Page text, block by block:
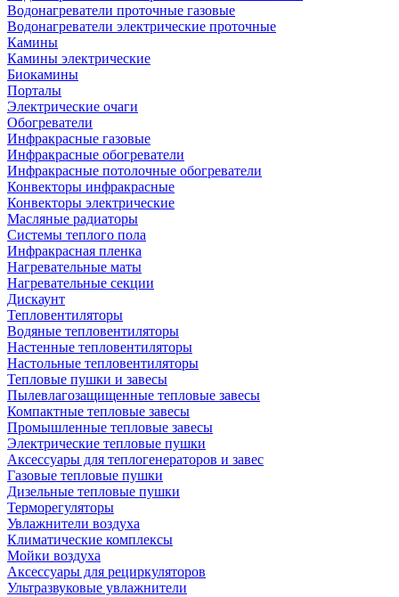
Водонагреватели проточные газовые
Водонагреватели электрические проточные
Камины
Камины электрические
Биокамины
Порталы
Электрические очаги
Обогреватели
Инфракрасные газовые
Инфракрасные обогреватели
Инфракрасные потолочные обогреватели
Конвекторы инфракрасные
Конвекторы электрические
Масляные радиаторы
Системы теплого пола
Инфракрасная пленка
Нагревательные маты
Нагревательные секции
Дискаунт
Тепловентиляторы
Водяные тепловентиляторы
Настенные тепловентиляторы
Настольные тепловентиляторы
Тепловые пушки и завесы
Пылевлагозащищенные тепловые завесы
Компактные тепловые завесы
Промышленные тепловые завесы
Электрические тепловые пушки
Аксессуары для теплогенераторов и завес
Газовые тепловые пушки
Дизельные тепловые пушки
Терморегуляторы
Увлажнители воздуха
Климатические комплексы
Мойки воздуха
Аксессуары для рециркуляторов
Ультразвуковые увлажнители